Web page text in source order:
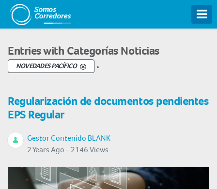
Entries with Categorías Noticias
NOVEDADES PACÍFICO .
Regularización de documentos pendientes
EPS Regular
Gestor Contenido BLANK
2 Years Ago - 2146 Views